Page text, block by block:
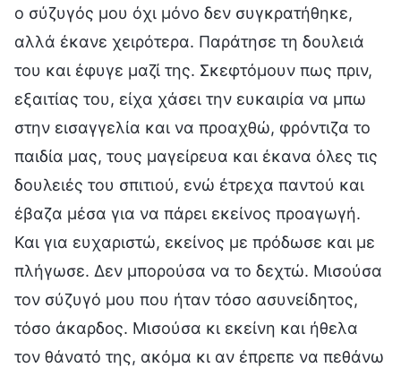
ο σύζυγός μου όχι μόνο δεν συγκρατήθηκε,
αλλά έκανε χειρότερα. Παράτησε τη δουλειά
του και έφυγε μαζί της. Σκεφτόμουν πως πριν,
εξαιτίας του, είχα χάσει την ευκαιρία να μπω
στην εισαγγελία και να προαχθώ, φρόντιζα το
παιδία μας, τους μαγείρευα και έκανα όλες τις
δουλειές του σπιτιού, ενώ έτρεχα παντού και
έβαζα μέσα για να πάρει εκείνος προαγωγή.
Και για ευχαριστώ, εκείνος με πρόδωσε και με
πλήγωσε. Δεν μπορούσα να το δεχτώ. Μισούσα
τον σύζυγό μου που ήταν τόσο ασυνείδητος,
τόσο άκαρδος. Μισούσα κι εκείνη και ήθελα
τον θάνατό της, ακόμα κι αν έπρεπε να πεθάνω